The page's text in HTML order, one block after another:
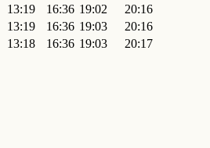
13:19 16:36 19:02
20:16
13:19 16:36 19:03
20:16
13:18 16:36 19:03 20:17